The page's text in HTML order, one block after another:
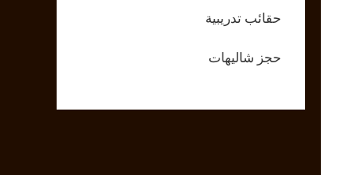
حقائب تدريبية
حجز شاليهات